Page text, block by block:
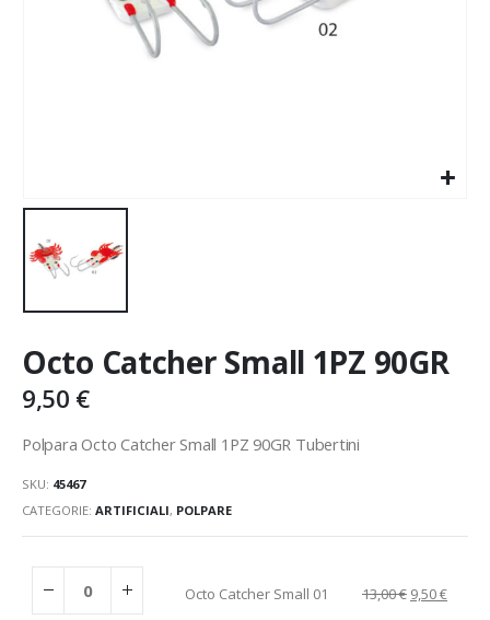
Octo Catcher Small 1PZ 90GR
9,50 €
Polpara Octo Catcher Small 1PZ 90GR Tubertini
SKU: 45467
CATEGORIE: ARTIFICIALI, POLPARE
Octo Catcher Small 01 13,00€ 9,50€